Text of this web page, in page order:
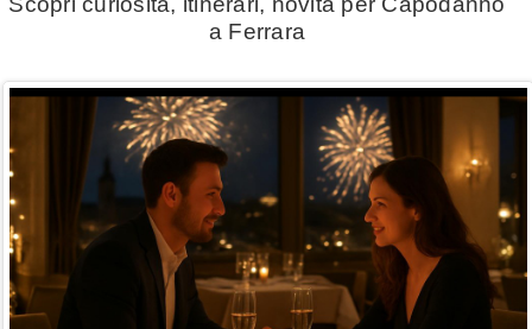
a Ferrara